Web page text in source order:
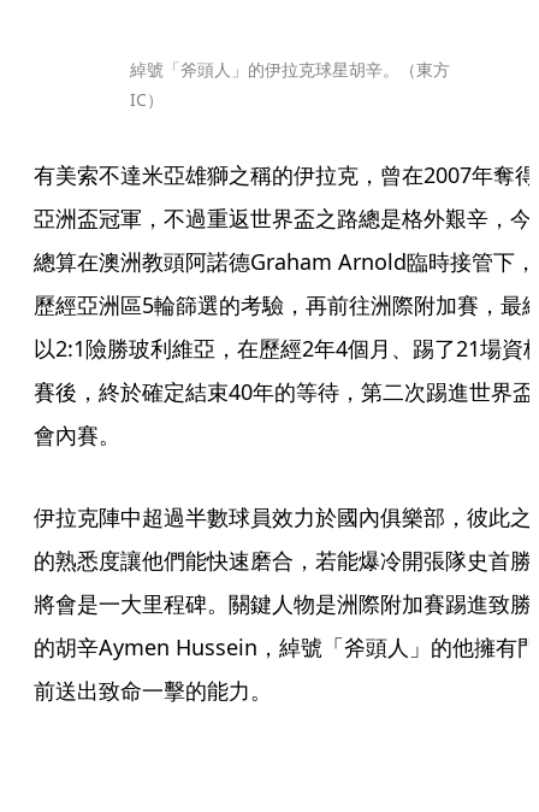
綽號「斧頭人」的伊拉克球星胡辛。（東方
IC）
有美索不達米亞雄獅之稱的伊拉克，曾在2007年奪得
亞洲盃冠軍，不過重返世界盃之路總是格外艱辛，今
總算在澳洲教頭阿諾德Graham Arnold臨時接管下，
歷經亞洲區5輪篩選的考驗，再前往洲際附加賽，最
以2:1險勝玻利維亞，在歷經2年4個月、踢了21場資
賽後，終於確定結束40年的等待，第二次踢進世界盃
會內賽。
伊拉克陣中超過半數球員效力於國內俱樂部，彼此之
的熟悉度讓他們能快速磨合，若能爆冷開張隊史首勝
將會是一大里程碑。關鍵人物是洲際附加賽踢進致勝
的胡辛Aymen Hussein，綽號「斧頭人」的他擁有門
前送出致命一擊的能力。